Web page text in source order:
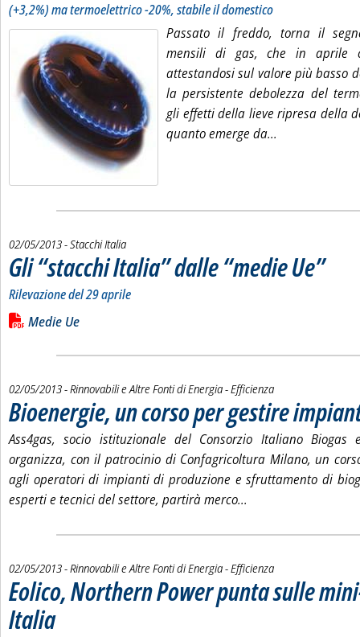
(+3,2%) ma termoelettrico -20%, stabile il domestico
Passato il freddo, torna il
mensili di gas, che in aprile
attestandosi sul valore più basso
la persistente debolezza del
gli effetti della lieve ripresa della
quanto emerge da...
02/05/2013- Stacchi Italia
Gli “stacchi Italia” dalle “medie Ue”..
Rilevazione del 29 aprile
Leggi tutta la notizia: 'Gli “stacchi Italia” dalle “medie Ue”'
Lista allegati PDF alla notizia
Medie Ue
02/05/2013- Rinnovabili e Altre Fonti di Energia - Efficienza
Bioenergie, un corso per gestire
Ass4gas, socio istituzionale del Consorzio Italiano Biogas
organizza, con il patrocinio di Confagricoltura Milano, un
agli operatori di impianti di produzione e sfruttamento di
esperti e tecnici del settore, partirà merco...
02/05/2013- Rinnovabili e Altre Fonti di Energia - Efficienza
Eolico, Northern Power punta sulle
Italia. Pubblicata giovedì 02 maggio 2013 alle 15.17.